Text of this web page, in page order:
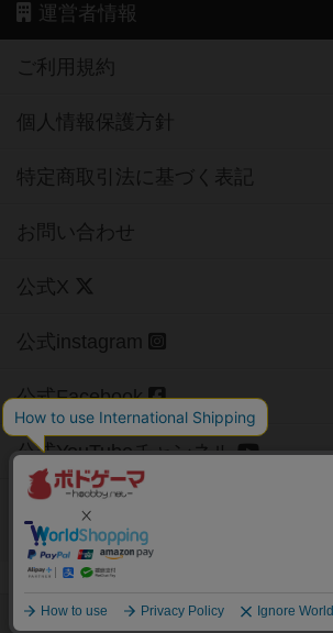
運営者情報
ご利用規約
個人情報保護方針
特定商取引法に基づく表記
お問い合わせ
公式X
公式instagram
公式Facebook
公式YouTubeチャンネル